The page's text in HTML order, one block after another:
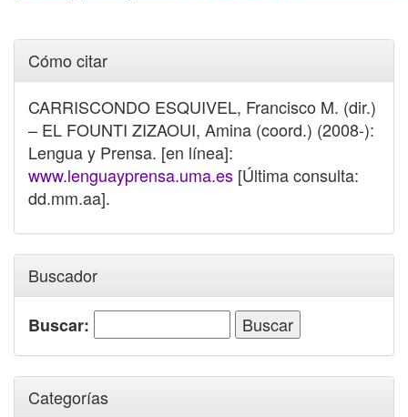
Cómo citar
CARRISCONDO ESQUIVEL, Francisco M. (dir.)
– EL FOUNTI ZIZAOUI, Amina (coord.) (2008-):
Lengua y Prensa. [en línea]:
www.lenguayprensa.uma.es [Última consulta:
dd.mm.aa].
Buscador
Buscar:
Categorías